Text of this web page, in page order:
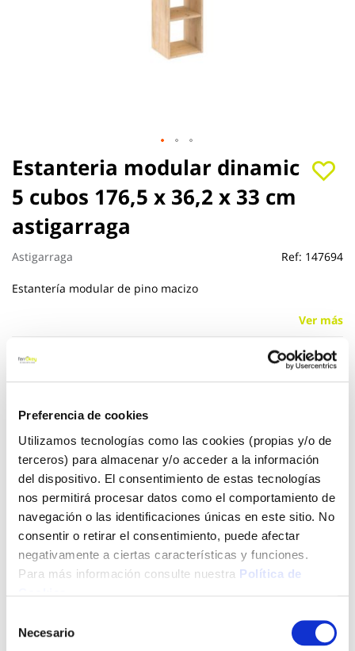
Preferencia de cookies
Utilizamos tecnologías como las cookies (propias y/o de
terceros) para almacenar y/o acceder a la información
del dispositivo. El consentimiento de estas tecnologías
nos permitirá procesar datos como el comportamiento de
navegación o las identificaciones únicas en este sitio. No
consentir o retirar el consentimiento, puede afectar
negativamente a ciertas características y funciones.
Para más información consulte nuestra Política de
Necesario
Estanteria modular dinamic
5 cubos 176,5 x 36,2 x 33 cm
astigarraga
Astigarraga Ref: 147694
Estantería modular de pino macizo
Ver más
79,15 €
Click&Collect - Recogida gratis
en nuestras tiendas
Envío a domicilio:
5 días hábiles
+ INFO
Saltar
al
comienzo
de
la
galería
de